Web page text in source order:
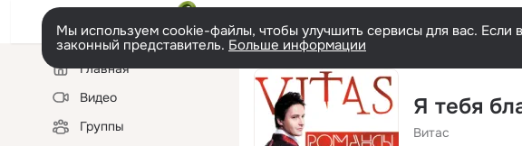
Мы используем cookie-файлы, чтобы улучшить сервисы для вас.
законный представитель. Больше информации
Левая
колонкаГлавная
Видео
Группы
Я тебя
Витас